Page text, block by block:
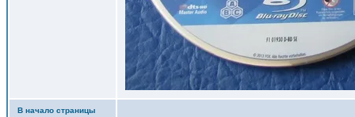
В начало страницы